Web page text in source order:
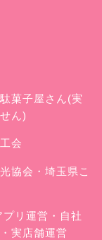
駄菓子屋さん(実
ん)
会
協会・埼玉県こ
リ運営・自社
実店舗運営